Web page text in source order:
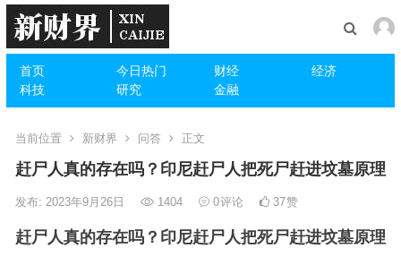
首页 今日热门 财经
经济
科技
研究 金融
当前位置 新财界 问答 正文
赶尸人真的存在吗？印尼赶尸人把死尸赶进坟墓原理
发布: 2023年9月26日 1404 0评论 37赞
赶尸人真的存在吗？印尼赶尸人把死尸赶进坟墓原理